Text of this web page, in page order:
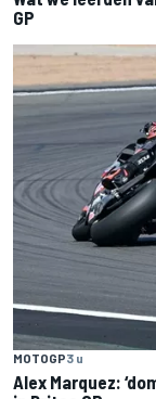
GP
MOTOGP3 u
Alex Marquez: